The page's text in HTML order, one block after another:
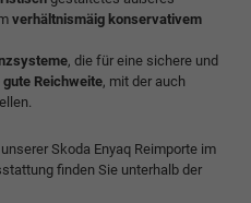
verhältnismäig konservativem
, die für eine sichere und
gute Reichweite, mit der auch
unserer Skoda Enyaq Reimporte im
finden Sie unterhalb der